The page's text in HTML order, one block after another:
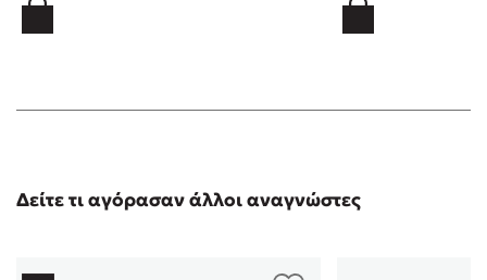
Δείτε τι αγόρασαν άλλοι αναγνώστες